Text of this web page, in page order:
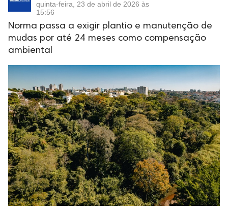
quinta-feira, 23 de abril de 2026 às
15:56
Norma passa a exigir plantio e manutenção de
mudas por até 24 meses como compensação
ambiental